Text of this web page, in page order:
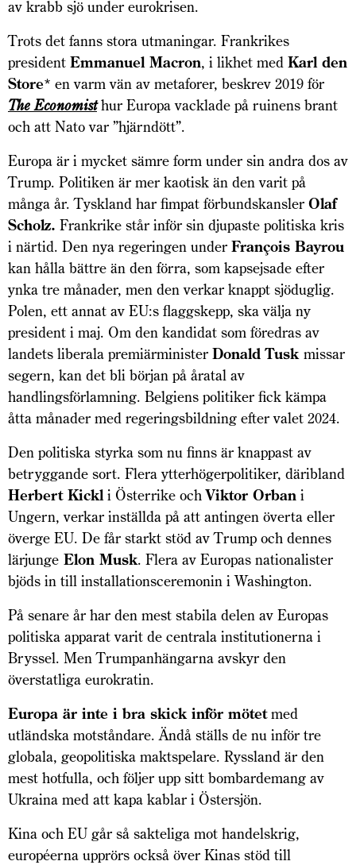
av krabb sjö under eurokrisen.
Trots det fanns stora utmaningar. Frankrikes
president Emmanuel Macron, i likhet med Karl den
Store* en varm vän av metaforer, beskrev 2019 för
The Economist hur Europa vacklade på ruinens brant
och att Nato var ”hjärndött”.
Europa är i mycket sämre form under sin andra dos av
Trump. Politiken är mer kaotisk än den varit på
många år. Tyskland har fimpat förbundskansler Olaf
Scholz. Frankrike står inför sin djupaste politiska kris
i närtid. Den nya regeringen under François Bayrou
kan hålla bättre än den förra, som kapsejsade efter
ynka tre månader, men den verkar knappt sjöduglig.
Polen, ett annat av EU:s flaggskepp, ska välja ny
president i maj. Om den kandidat som föredras av
landets liberala premiär­minister Donald Tusk missar
segern, kan det bli början på åratal av
handlingsförlamning. Belgiens politiker fick kämpa
åtta månader med regeringsbildning efter valet 2024.
Den politiska styrka som nu finns är knappast av
betryggande sort. Flera ytterhögerpolitiker, däribland
Herbert Kickli Österrike ochViktor Orban i
Ungern, verkar inställda på att antingen överta eller
överge EU. De får starkt stöd av Trump och dennes
lärjunge Elon Musk. Flera av Europas nationalister
bjöds in till installationsceremonin i Washington.
På senare år har den mest stabila delen av Europas
politiska apparat varit de centrala institutionerna i
Bryssel. Men Trumpanhängarna avskyr den
överstatliga eurokratin.
Europa är inte i bra skick inför mötetmed
utländska motståndare. Ändå ställs de nu inför tre
globala, geopolitiska maktspelare. Ryssland är den
mest hotfulla, och följer upp sitt bombardemang av
Ukraina med att kapa kablar i Östersjön.
Kina och EU går så sakteliga mot handelskrig,
européerna upprörs också över Kinas stöd till